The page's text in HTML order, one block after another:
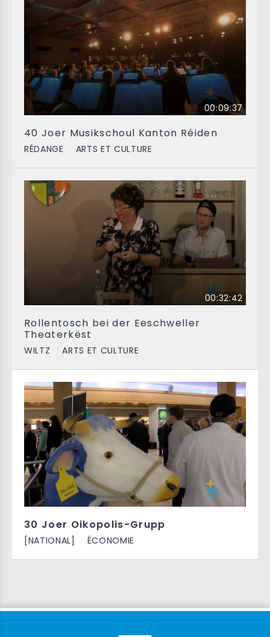
00:09:37
40 Joer Musikschoul Kanton Réiden
RÉDANGE ARTS ET CULTURE
00:32:42
Rollentosch bei der Eeschweller
Theaterkëst
WILTZ ARTS ET CULTURE
30 Joer Oikopolis-Grupp
[NATIONAL] ÉCONOMIE